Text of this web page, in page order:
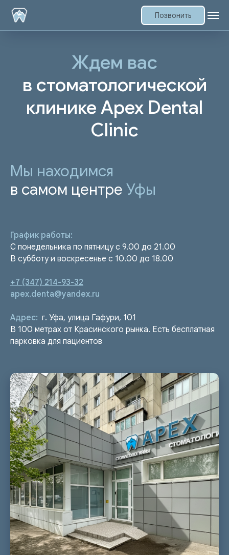
Позвонить
Ждем вас
в стоматологической
клинике Apex Dental
Clinic
Мы находимся
в самом центре Уфы
График работы:
С понедельника по пятницу с 9.00 до 21.00
В субботу и воскресенье с 10.00 до 18.00
+7 (347) 214-93-32
apex.denta@yandex.ru
Адрес: г. Уфа, улица Гафури, 101
В 100 метрах от Красинского рынка. Есть бесплатная
парковка для пациентов